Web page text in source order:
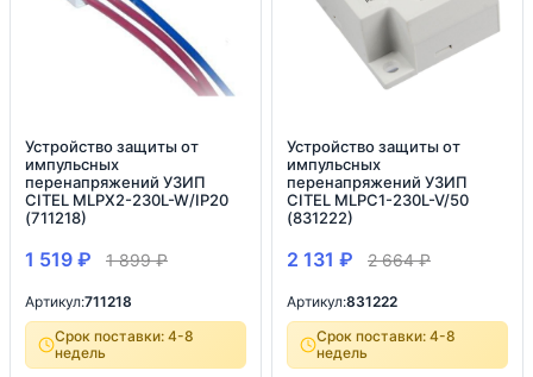
Устройство защиты от
импульсных
перенапряжений УЗИП
CITEL MLPX2-230L-W/IP20
(711218)
1 519 ₽ 1 899₽
Артикул:711218
Срок поставки: 4-8
недель
Устройство защиты от
импульсных
перенапряжений УЗИП
CITEL MLPC1-230L-V/50
(831222)
2 131 ₽ 2 664₽
Артикул:831222
Срок поставки: 4-8
недель